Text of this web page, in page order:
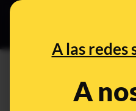
A las redes
A
¿Por qué al